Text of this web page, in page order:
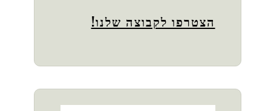
הצטרפו לקבוצה שלנו!